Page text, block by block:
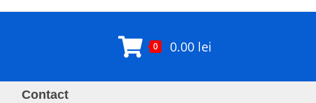
0 0.00 lei
Contact